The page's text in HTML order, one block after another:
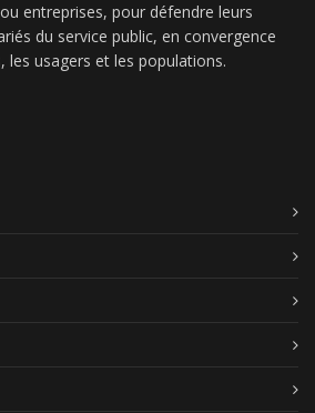
entreprises, pour défendre leurs
du service public, en convergence
les usagers et les populations.